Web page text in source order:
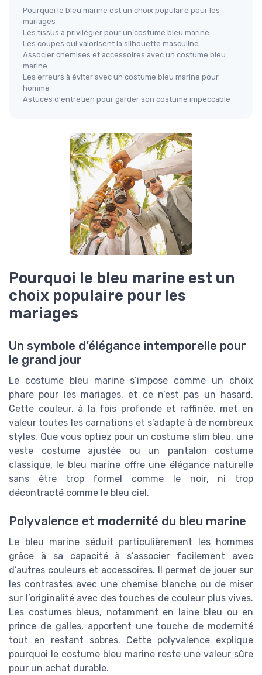
Pourquoi le bleu marine est un choix populaire pour les
mariages
Les tissus à privilégier pour un costume bleu marine
Les coupes qui valorisent la silhouette masculine
Associer chemises et accessoires avec un costume bleu
marine
Les erreurs à éviter avec un costume bleu marine pour
homme
Astuces d'entretien pour garder son costume impeccable
Pourquoi le bleu marine est un
choix populaire pour les
mariages
Un symbole d’élégance intemporelle pour
le grand jour
Le costume bleu marine s’impose comme un choix
phare pour les mariages, et ce n’est pas un hasard.
Cette couleur, à la fois profonde et raffinée, met en
valeur toutes les carnations et s’adapte à de nombreux
styles. Que vous optiez pour un costume slim bleu, une
veste costume ajustée ou un pantalon costume
classique, le bleu marine offre une élégance naturelle
sans être trop formel comme le noir, ni trop
décontracté comme le bleu ciel.
Polyvalence et modernité du bleu marine
Le bleu marine séduit particulièrement les hommes
grâce à sa capacité à s’associer facilement avec
d’autres couleurs et accessoires. Il permet de jouer sur
les contrastes avec une chemise blanche ou de miser
sur l’originalité avec des touches de couleur plus vives.
Les costumes bleus, notamment en laine bleu ou en
prince de galles, apportent une touche de modernité
tout en restant sobres. Cette polyvalence explique
pourquoi le costume bleu marine reste une valeur sûre
pour un achat durable.